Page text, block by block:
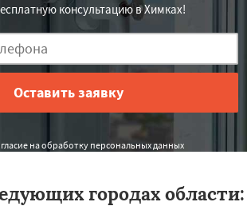
консультацию в Химках!
на обработку персональных данных
городах области: